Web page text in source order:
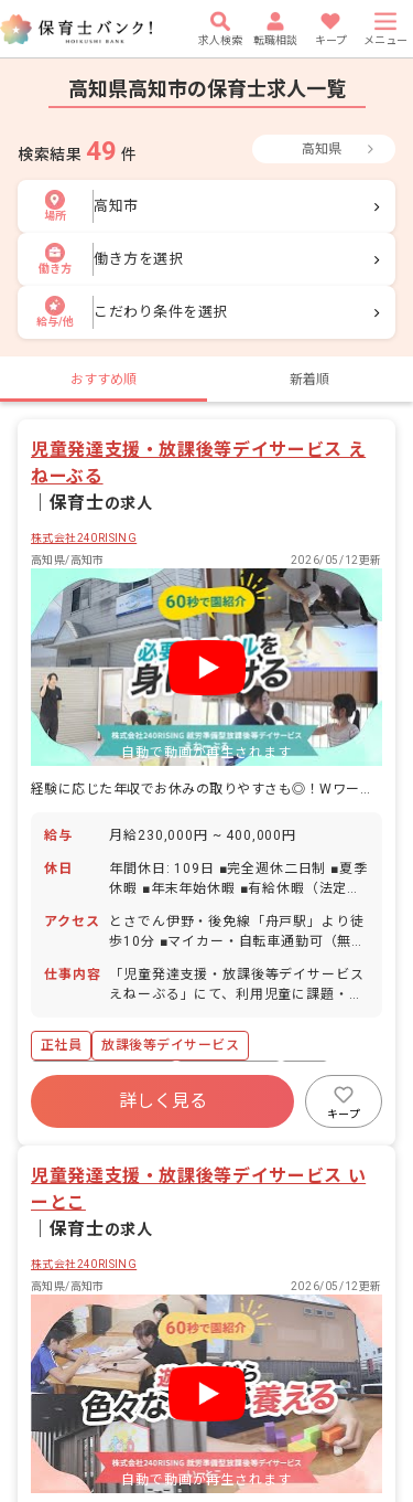
求人検索 転職相談 キープ メニュー
高知県高知市の保育士求人一覧
検索結果 49 件 高知県
場所
高知市
働き方
働き方を選択
給与/他
こだわり条件を選択
おすすめ順 新着順
児童発達支援・放課後等デイサービス え
ねーぶる
保育士の求人
株式会社240RISING
高知県/高知市
2026/05/12更新
自動で動画が再生されます
経験に応じた年収でお休みの取りやすさも◎！Wワークの相談も可
給与 月給230,000円 ~ 400,000円
休日
年間休日: 109日 ■完全週休二日制 ■夏季
休暇 ■年末年始休暇 ■有給休暇（法定通
産後・育児休暇（取得率100％・復帰率
100％） ※その他の休日は勤務表による
※お子様の体調不良や行事による遅刻・
早退・欠席の相談可能 ※体調不良等で職
ヘルプを出せます。体調不良などについ
て「お互い様」という意識が職員全体に
アクセス
とさでん伊野・後免線「舟戸駅」より徒
歩10分 ■マイカー・自転車通勤可（無料
仕事内容
「児童発達支援・放課後等デイサービス
えねーぶる」にて、利用児童に課題・訓
ただきます。 ■具体的な仕事内容 ※福祉
サービスが初めての方でも、不安なく業
務ができるように経験豊富の職員に相談
ができる体制を整えています！ ・利用児
童の保管記録、連絡帳等の作成 ・各行事
用車使用） ※同じ学校や同じ方角の自宅
置に余裕をつくっています。 ■放課後デ
実施 上記仕事内容以外にも、未就学児を
担当することが可能です。
正社員
放課後等デイサービス
ボーナス・賞与あり
社会保険完備
有給
福利厚生充実
残業少なめ
昇給昇進あり
詳しく見る
キープ
児童発達支援・放課後等デイサービス い
ーとこ
保育士の求人
株式会社240RISING
高知県/高知市
2026/05/12更新
自動で動画が再生されます